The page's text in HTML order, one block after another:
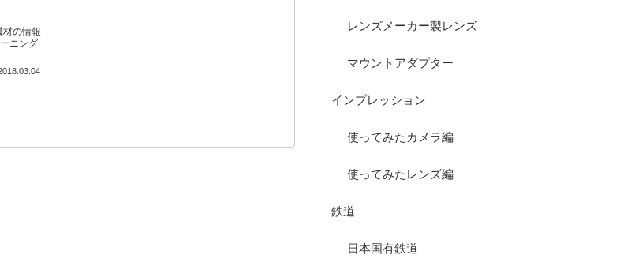
材の情報
ニング
レンズメーカー製レンズ
マウントアダプター
インプレッション
使ってみたカメラ編
使ってみたレンズ編
鉄道
日本国有鉄道